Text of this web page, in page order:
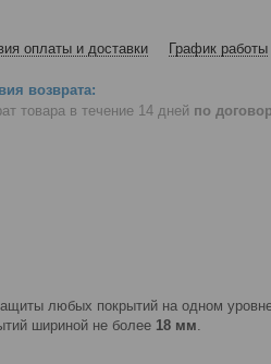
оплаты и доставки График работы
товара в течение 14 дней по
любых покрытий на одном
шириной не более 18 мм.